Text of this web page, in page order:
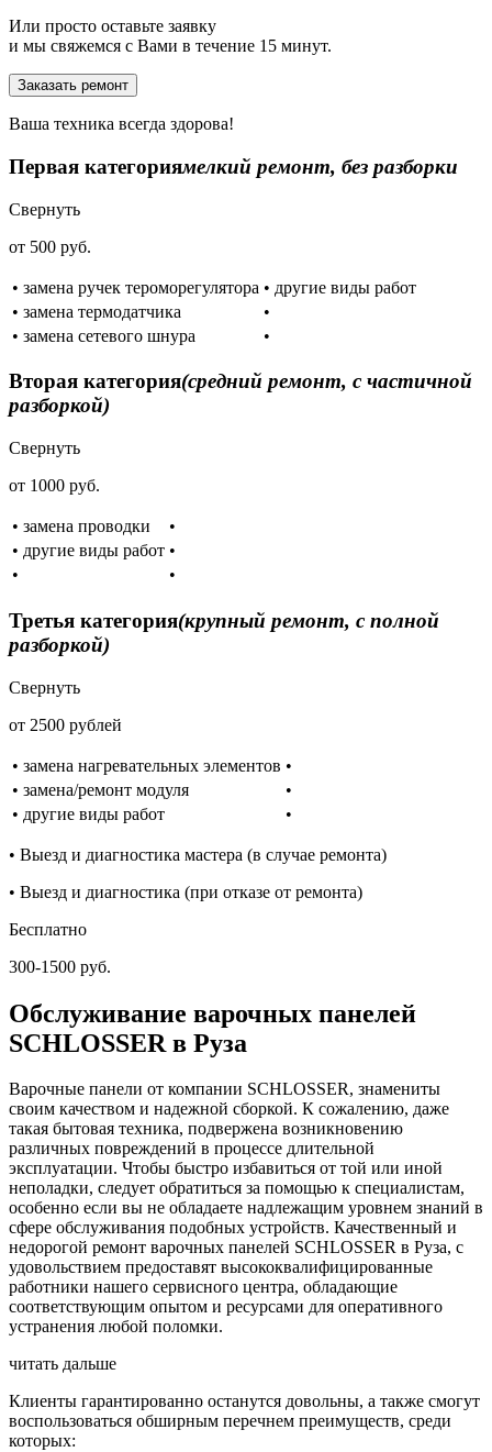
Или просто оставьте заявку
и мы свяжемся с Вами в течение 15 минут.
Заказать ремонт
Ваша техника всегда здорова!
Первая категориямелкий ремонт, без разборки
Свернуть
от 500 руб.
• замена ручек тероморегулятора • другие виды работ
• замена термодатчика
•
• замена сетевого шнура
•
Вторая категория(средний ремонт, с частичной
разборкой)
Свернуть
от 1000 руб.
• замена проводки
•
• другие виды работ •
•
•
Третья категория(крупный ремонт, с полной
разборкой)
Свернуть
от 2500 рублей
• замена нагревательных элементов •
• замена/ремонт модуля
•
• другие виды работ
•
• Выезд и диагностика мастера (в случае ремонта)
• Выезд и диагностика (при отказе от ремонта)
Бесплатно
300-1500 руб.
Обслуживание варочных панелей
SCHLOSSER в Руза
Варочные панели от компании SCHLOSSER, знамениты
своим качеством и надежной сборкой. К сожалению, даже
такая бытовая техника, подвержена возникновению
различных повреждений в процессе длительной
эксплуатации. Чтобы быстро избавиться от той или иной
неполадки, следует обратиться за помощью к специалистам,
особенно если вы не обладаете надлежащим уровнем знаний в
сфере обслуживания подобных устройств. Качественный и
недорогой ремонт варочных панелей SCHLOSSER в Руза, с
удовольствием предоставят высококвалифицированные
работники нашего сервисного центра, обладающие
соответствующим опытом и ресурсами для оперативного
устранения любой поломки.
читать дальше
Клиенты гарантированно останутся довольны, а также смогут
воспользоваться обширным перечнем преимуществ, среди
которых: